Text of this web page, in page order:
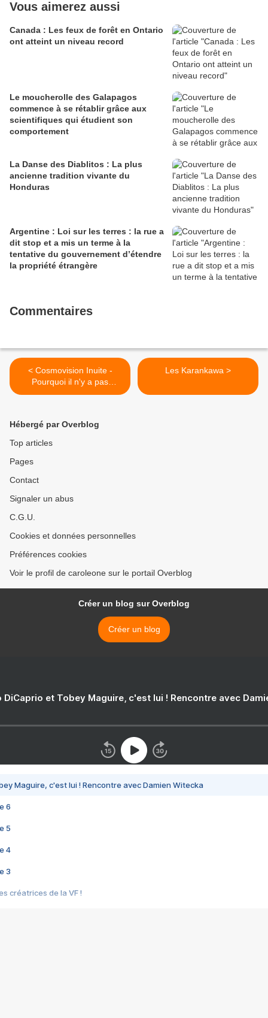
Vous aimerez aussi
Canada : Les feux de forêt en Ontario
ont atteint un niveau record
Le moucherolle des Galapagos
commence à se rétablir grâce aux
scientifiques qui étudient son
comportement
La Danse des Diablitos : La plus
ancienne tradition vivante du
Honduras
Argentine : Loi sur les terres : la rue a
dit stop et a mis un terme à la
tentative du gouvernement d’étendre
la propriété étrangère
Commentaires
< Cosmovision Inuite -
Pourquoi il n'y a pas
d'arbres ?
Les Karankawa >
Hébergé par Overblog
Top articles
Pages
Contact
Signaler un abus
C.G.U.
Cookies et données personnelles
Préférences cookies
Voir le profil de caroleone sur le portail Overblog
Créer un blog sur Overblog
Créer un blog
DiCaprio et Tobey Maguire, c'est lui ! Rencontre avec
Maguire, c'est lui ! Rencontre avec Damien Witecka
6
5
4
3
créatrices de la VF !